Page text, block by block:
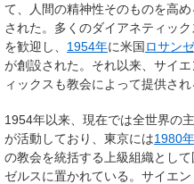
て、人間の精神性そのものを高
された。多くのダイアネティッ
を歓迎し、 1954年に米国 ロサン
が創設された。それ以来、サイ
ィックスも教会によって提供され
1954年以来、現在では全世界の
が活動しており、東京には1980
の教会を統括する上級組織とし
ゼルスに置かれている。サイエ